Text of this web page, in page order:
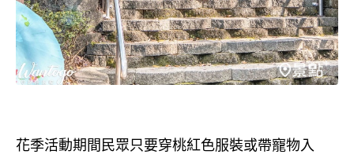
花季活動期間民眾只要穿桃紅色服裝或帶寵物入